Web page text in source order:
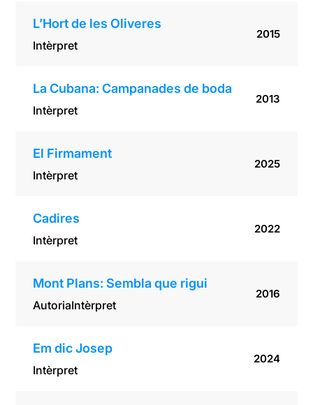
L’Hort de les Oliveres
Intèrpret
2015
La Cubana: Campanades de boda
Intèrpret
2013
El Firmament
Intèrpret
2025
Cadires
Intèrpret
2022
Mont Plans: Sembla que rigui
AutoriaIntèrpret
2016
Em dic Josep
Intèrpret
2024